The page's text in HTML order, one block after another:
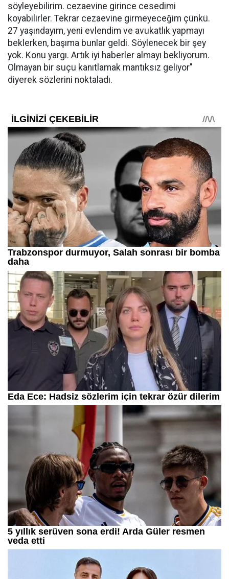
söyleyebilirim. cezaevine girince cesedimi
koyabilirler. Tekrar cezaevine girmeyeceğim çünkü.
27 yaşındayım, yeni evlendim ve avukatlık yapmayı
beklerken, başıma bunlar geldi. Söylenecek bir şey
yok. Konu yargı. Artık iyi haberler almayı bekliyorum.
Olmayan bir suçu kanıtlamak mantıksız geliyor"
diyerek sözlerini noktaladı.